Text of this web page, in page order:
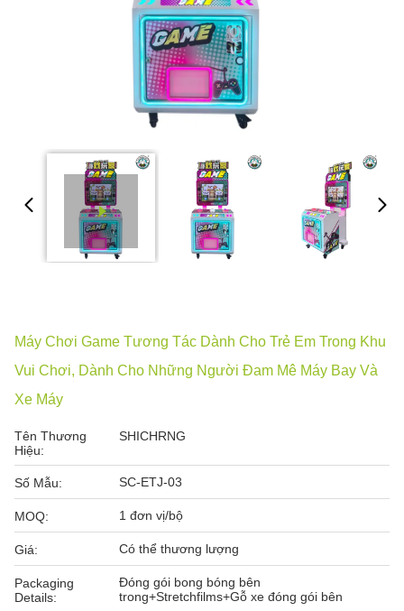
Máy Chơi Game Tương Tác Dành Cho Trẻ Em Trong Khu
Vui Chơi, Dành Cho Những Người Đam Mê Máy Bay Và
Xe Máy
Tên Thương
Hiệu:
SHICHRNG
Số Mẫu: SC-ETJ-03
MOQ: 1 đơn vị/bộ
Giá: Có thể thương lượng
Packaging
Details:
Đóng gói bong bóng bên
trong+Stretchfilms+Gỗ xe đóng gói bên